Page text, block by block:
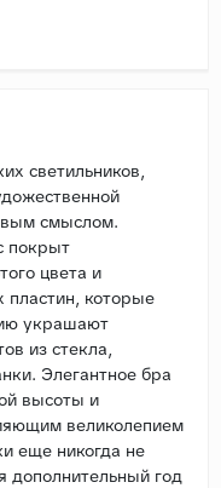
светильников,
смыслом.
покрыт
цвета и
которые
украшают
из стекла,
Элегантное бра
высоты и
великолепием
еще никогда не
дополнительный год